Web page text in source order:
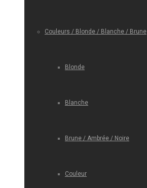
Couleurs / Blonde / Blanche / Brune
Blonde
Blanche
Brune / Ambrée / Noire
Couleur